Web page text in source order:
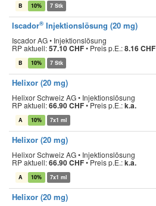
B 10% 7 Stk
Iscador® Injektionslösung (20 mg)
Iscador AG • Injektionslösung
RP aktuell:57.10 CHF• Preis p.E.:8.16 CHF
B 10% 7 Stk
Helixor (20 mg)
Helixor Schweiz AG • Injektionslösung
RP aktuell:66.90 CHF•Preis p.E.:k.a.
A 10% 7x1 ml
Helixor (20 mg)
Helixor Schweiz AG • Injektionslösung
RP aktuell:66.90 CHF•Preis p.E.:k.a.
A 10% 7x1 ml
Helixor (20 mg)